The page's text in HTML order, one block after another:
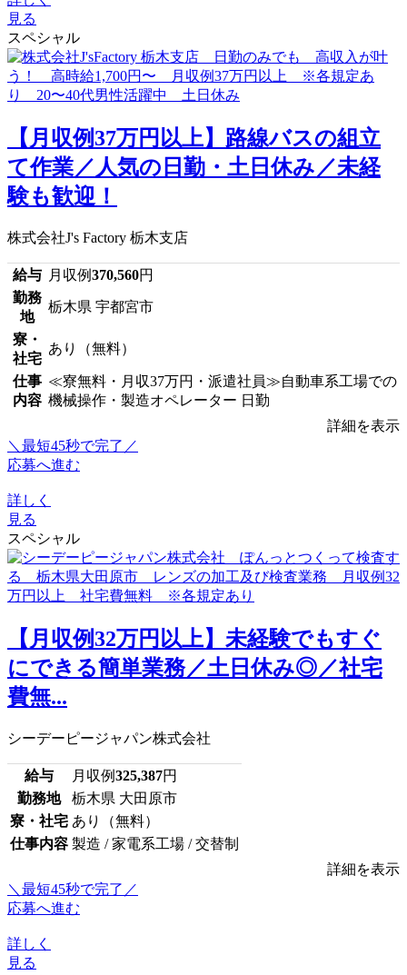
見る
スペシャル
【月収例37万円以上】路線バスの組立
て作業／人気の日勤・土日休み／未経
験も歓迎！
株式会社J's Factory 栃木支店
給与 月収例370,560円
勤務
地
栃木県 宇都宮市
寮・
社宅
あり（無料）
仕事
内容
≪寮無料・月収37万円・派遣社員≫自動車系工場での
機械操作・製造オペレーター 日勤
詳細を表示
＼最短45秒で完了／
応募へ進む
詳しく
見る
スペシャル
【月収例32万円以上】未経験でもすぐ
にできる簡単業務／土日休み◎／社宅
費無...
シーデーピージャパン株式会社
給与 月収例325,387円
勤務地
栃木県 大田原市
寮・社宅 あり（無料）
仕事内容 製造 / 家電系工場 / 交替制
詳細を表示
＼最短45秒で完了／
応募へ進む
詳しく
見る